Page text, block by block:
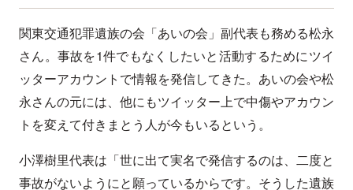
関東交通犯罪遺族の会「あいの会」副代表も務める松永
さん。事故を1件でもなくしたいと活動するためにツイ
ッターアカウントで情報を発信してきた。あいの会や松
永さんの元には、他にもツイッター上で中傷やアカウン
トを変えて付きまとう人が今もいるという。
小澤樹里代表は「世に出て実名で発信するのは、二度と
事故がないようにと願っているからです。そうした遺族